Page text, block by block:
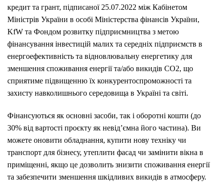
кредит та грант, підписаної 25.07.2022 між Кабінетом
Міністрів України в особі Міністерства фінансів України,
KfW та Фондом розвитку підприємництва з метою
фінансування інвестицій малих та середніх підприємств в
енергоефективність та відновлювальну енергетику для
зменшення споживання енергії та/або викидів СО2, що
сприятиме підвищенню їх конкурентоспроможності та
захисту навколишнього середовища в Україні та світі.
Фінансуються як основні засоби, так і оборотні кошти (до
30% від вартості проєкту як невід’ємна його частина). Ви
можете оновити обладнання, купити нову техніку чи
транспорт для бізнесу, утеплити фасад чи замінити вікна в
приміщенні, якщо це дозволить знизити споживання енергії
та забезпечити зменшення шкідливих викидів в атмосферу.